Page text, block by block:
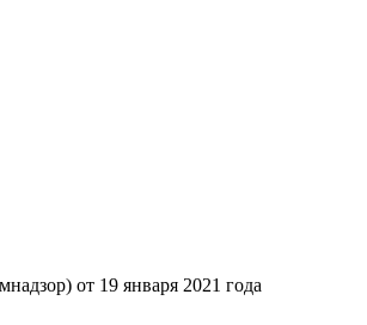
от 19 января 2021 года